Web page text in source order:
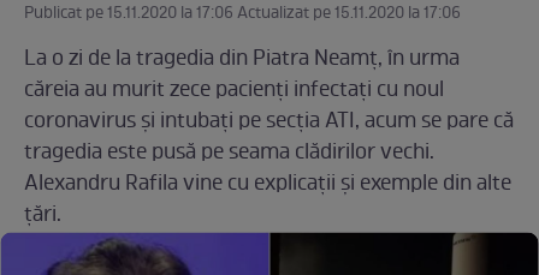
Publicat pe 15.11.2020 la 17:06 Actualizat pe 15.11.2020 la 17:06
La o zi de la tragedia din Piatra Neamț, în urma
căreia au murit zece pacienți infectați cu noul
coronavirus și intubați pe secția ATI, acum se pare că
tragedia este pusă pe seama clădirilor vechi.
Alexandru Rafila vine cu explicații și exemple din alte
țări.